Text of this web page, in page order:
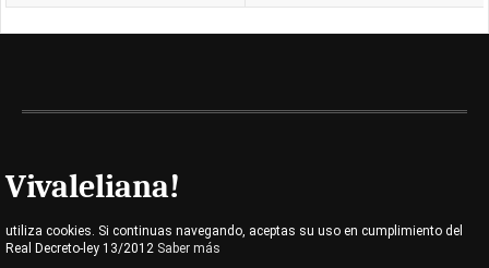
Vivaleliana!
utiliza cookies. Si continuas navegando, aceptas su uso en cumplimiento del
Real Decreto-ley 13/2012 Saber más